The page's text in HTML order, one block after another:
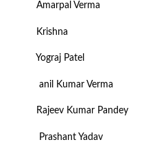
Amarpal Verma
Krishna
Yograj Patel
anil Kumar Verma
Rajeev Kumar Pandey
Prashant Yadav